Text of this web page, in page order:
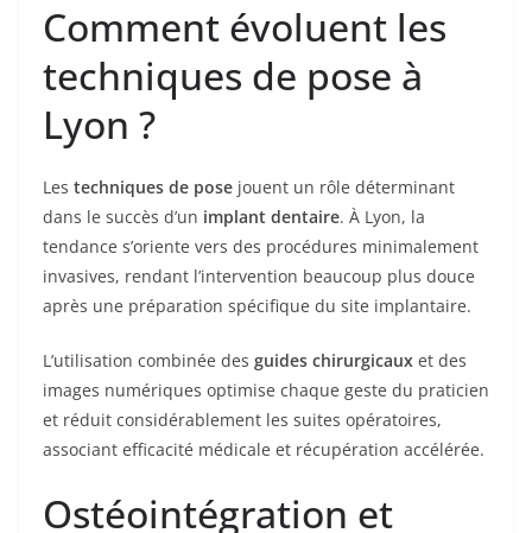
Comment évoluent les
techniques de pose à
Lyon ?
Les techniques de pose jouent un rôle déterminant
dans le succès d’un implant dentaire. À Lyon, la
tendance s’oriente vers des procédures minimalement
invasives, rendant l’intervention beaucoup plus douce
après une préparation spécifique du site implantaire.
L’utilisation combinée des guides chirurgicaux et des
images numériques optimise chaque geste du praticien
et réduit considérablement les suites opératoires,
associant efficacité médicale et récupération accélérée.
Ostéointégration et